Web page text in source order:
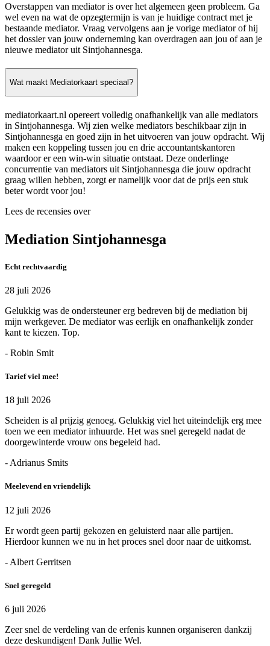
Overstappen van mediator is over het algemeen geen probleem. Ga
wel even na wat de opzegtermijn is van je huidige contract met je
bestaande mediator. Vraag vervolgens aan je vorige mediator of hij
het dossier van jouw onderneming kan overdragen aan jou of aan je
nieuwe mediator uit Sintjohannesga.
Wat maakt Mediatorkaart speciaal?
mediatorkaart.nl opereert volledig onafhankelijk van alle mediators
in Sintjohannesga. Wij zien welke mediators beschikbaar zijn in
Sintjohannesga en goed zijn in het uitvoeren van jouw opdracht. Wij
maken een koppeling tussen jou en drie accountantskantoren
waardoor er een win-win situatie ontstaat. Deze onderlinge
concurrentie van mediators uit Sintjohannesga die jouw opdracht
graag willen hebben, zorgt er namelijk voor dat de prijs een stuk
beter wordt voor jou!
Lees de recensies over
Mediation Sintjohannesga
Echt rechtvaardig
28 juli 2026
Gelukkig was de ondersteuner erg bedreven bij de mediation bij
mijn werkgever. De mediator was eerlijk en onafhankelijk zonder
kant te kiezen. Top.
- Robin Smit
Tarief viel mee!
18 juli 2026
Scheiden is al prijzig genoeg. Gelukkig viel het uiteindelijk erg mee
toen we een mediator inhuurde. Het was snel geregeld nadat de
doorgewinterde vrouw ons begeleid had.
- Adrianus Smits
Meelevend en vriendelijk
12 juli 2026
Er wordt geen partij gekozen en geluisterd naar alle partijen.
Hierdoor kunnen we nu in het proces snel door naar de uitkomst.
- Albert Gerritsen
Snel geregeld
6 juli 2026
Zeer snel de verdeling van de erfenis kunnen organiseren dankzij
deze deskundigen! Dank Jullie Wel.